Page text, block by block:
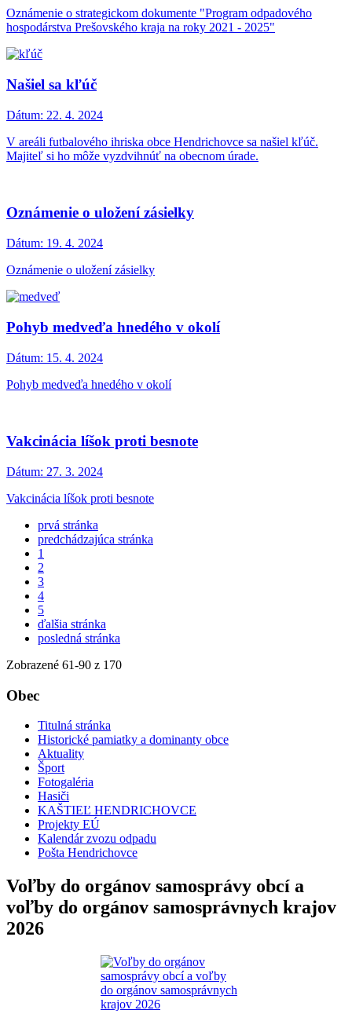
Oznámenie o strategickom dokumente "Program odpadového
hospodárstva Prešovského kraja na roky 2021 - 2025"
Našiel sa kľúč
Dátum: 22. 4. 2024
V areáli futbalového ihriska obce Hendrichovce sa našiel kľúč.
Majiteľ si ho môže vyzdvihnúť na obecnom úrade.
Oznámenie o uložení zásielky
Dátum: 19. 4. 2024
Oznámenie o uložení zásielky
Pohyb medveďa hnedého v okolí
Dátum: 15. 4. 2024
Pohyb medveďa hnedého v okolí
Vakcinácia líšok proti besnote
Dátum: 27. 3. 2024
Vakcinácia líšok proti besnote
prvá stránka
predchádzajúca stránka
1
2
3
4
5
ďalšia stránka
posledná stránka
Zobrazené 61-90 z 170
Obec
Titulná stránka
Historické pamiatky a dominanty obce
Aktuality
Šport
Fotogaléria
Hasiči
KAŠTIEĽ HENDRICHOVCE
Projekty EÚ
Kalendár zvozu odpadu
Pošta Hendrichovce
Voľby do orgánov samosprávy obcí a
voľby do orgánov samosprávnych krajov
2026